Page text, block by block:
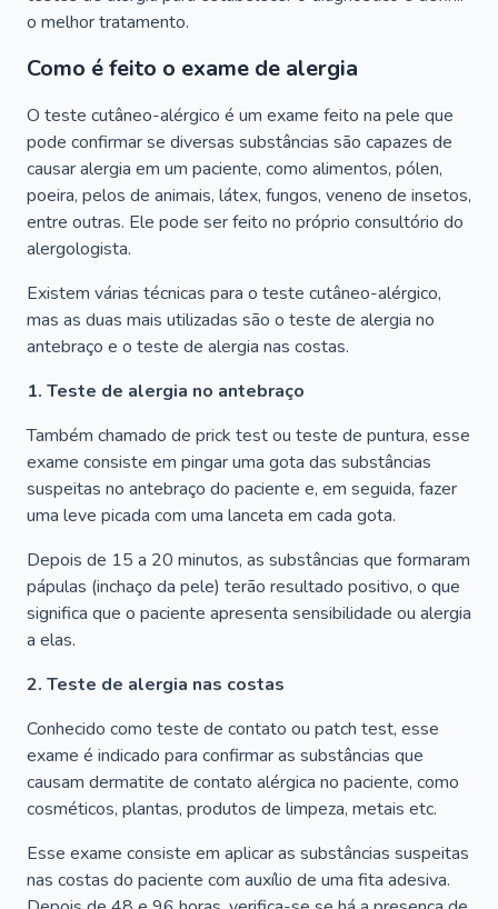
o melhor tratamento.
Como é feito o exame de alergia
O teste cutâneo-alérgico é um exame feito na pele que
pode confirmar se diversas substâncias são capazes de
causar alergia em um paciente, como alimentos, pólen,
poeira, pelos de animais, látex, fungos, veneno de insetos,
entre outras. Ele pode ser feito no próprio consultório do
alergologista.
Existem várias técnicas para o teste cutâneo-alérgico,
mas as duas mais utilizadas são o teste de alergia no
antebraço e o teste de alergia nas costas.
1. Teste de alergia no antebraço
Também chamado de prick test ou teste de puntura, esse
exame consiste em pingar uma gota das substâncias
suspeitas no antebraço do paciente e, em seguida, fazer
uma leve picada com uma lanceta em cada gota.
Depois de 15 a 20 minutos, as substâncias que formaram
pápulas (inchaço da pele) terão resultado positivo, o que
significa que o paciente apresenta sensibilidade ou alergia
a elas.
2. Teste de alergia nas costas
Conhecido como teste de contato ou patch test, esse
exame é indicado para confirmar as substâncias que
causam dermatite de contato alérgica no paciente, como
cosméticos, plantas, produtos de limpeza, metais etc.
Esse exame consiste em aplicar as substâncias suspeitas
nas costas do paciente com auxílio de uma fita adesiva.